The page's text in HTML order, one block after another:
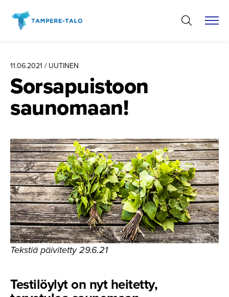
sisältöön
11.06.2021 / UUTINEN
Sorsapuistoon
saunomaan!
Tekstiä päivitetty 29.6.21
Testilöylyt on nyt heitetty,